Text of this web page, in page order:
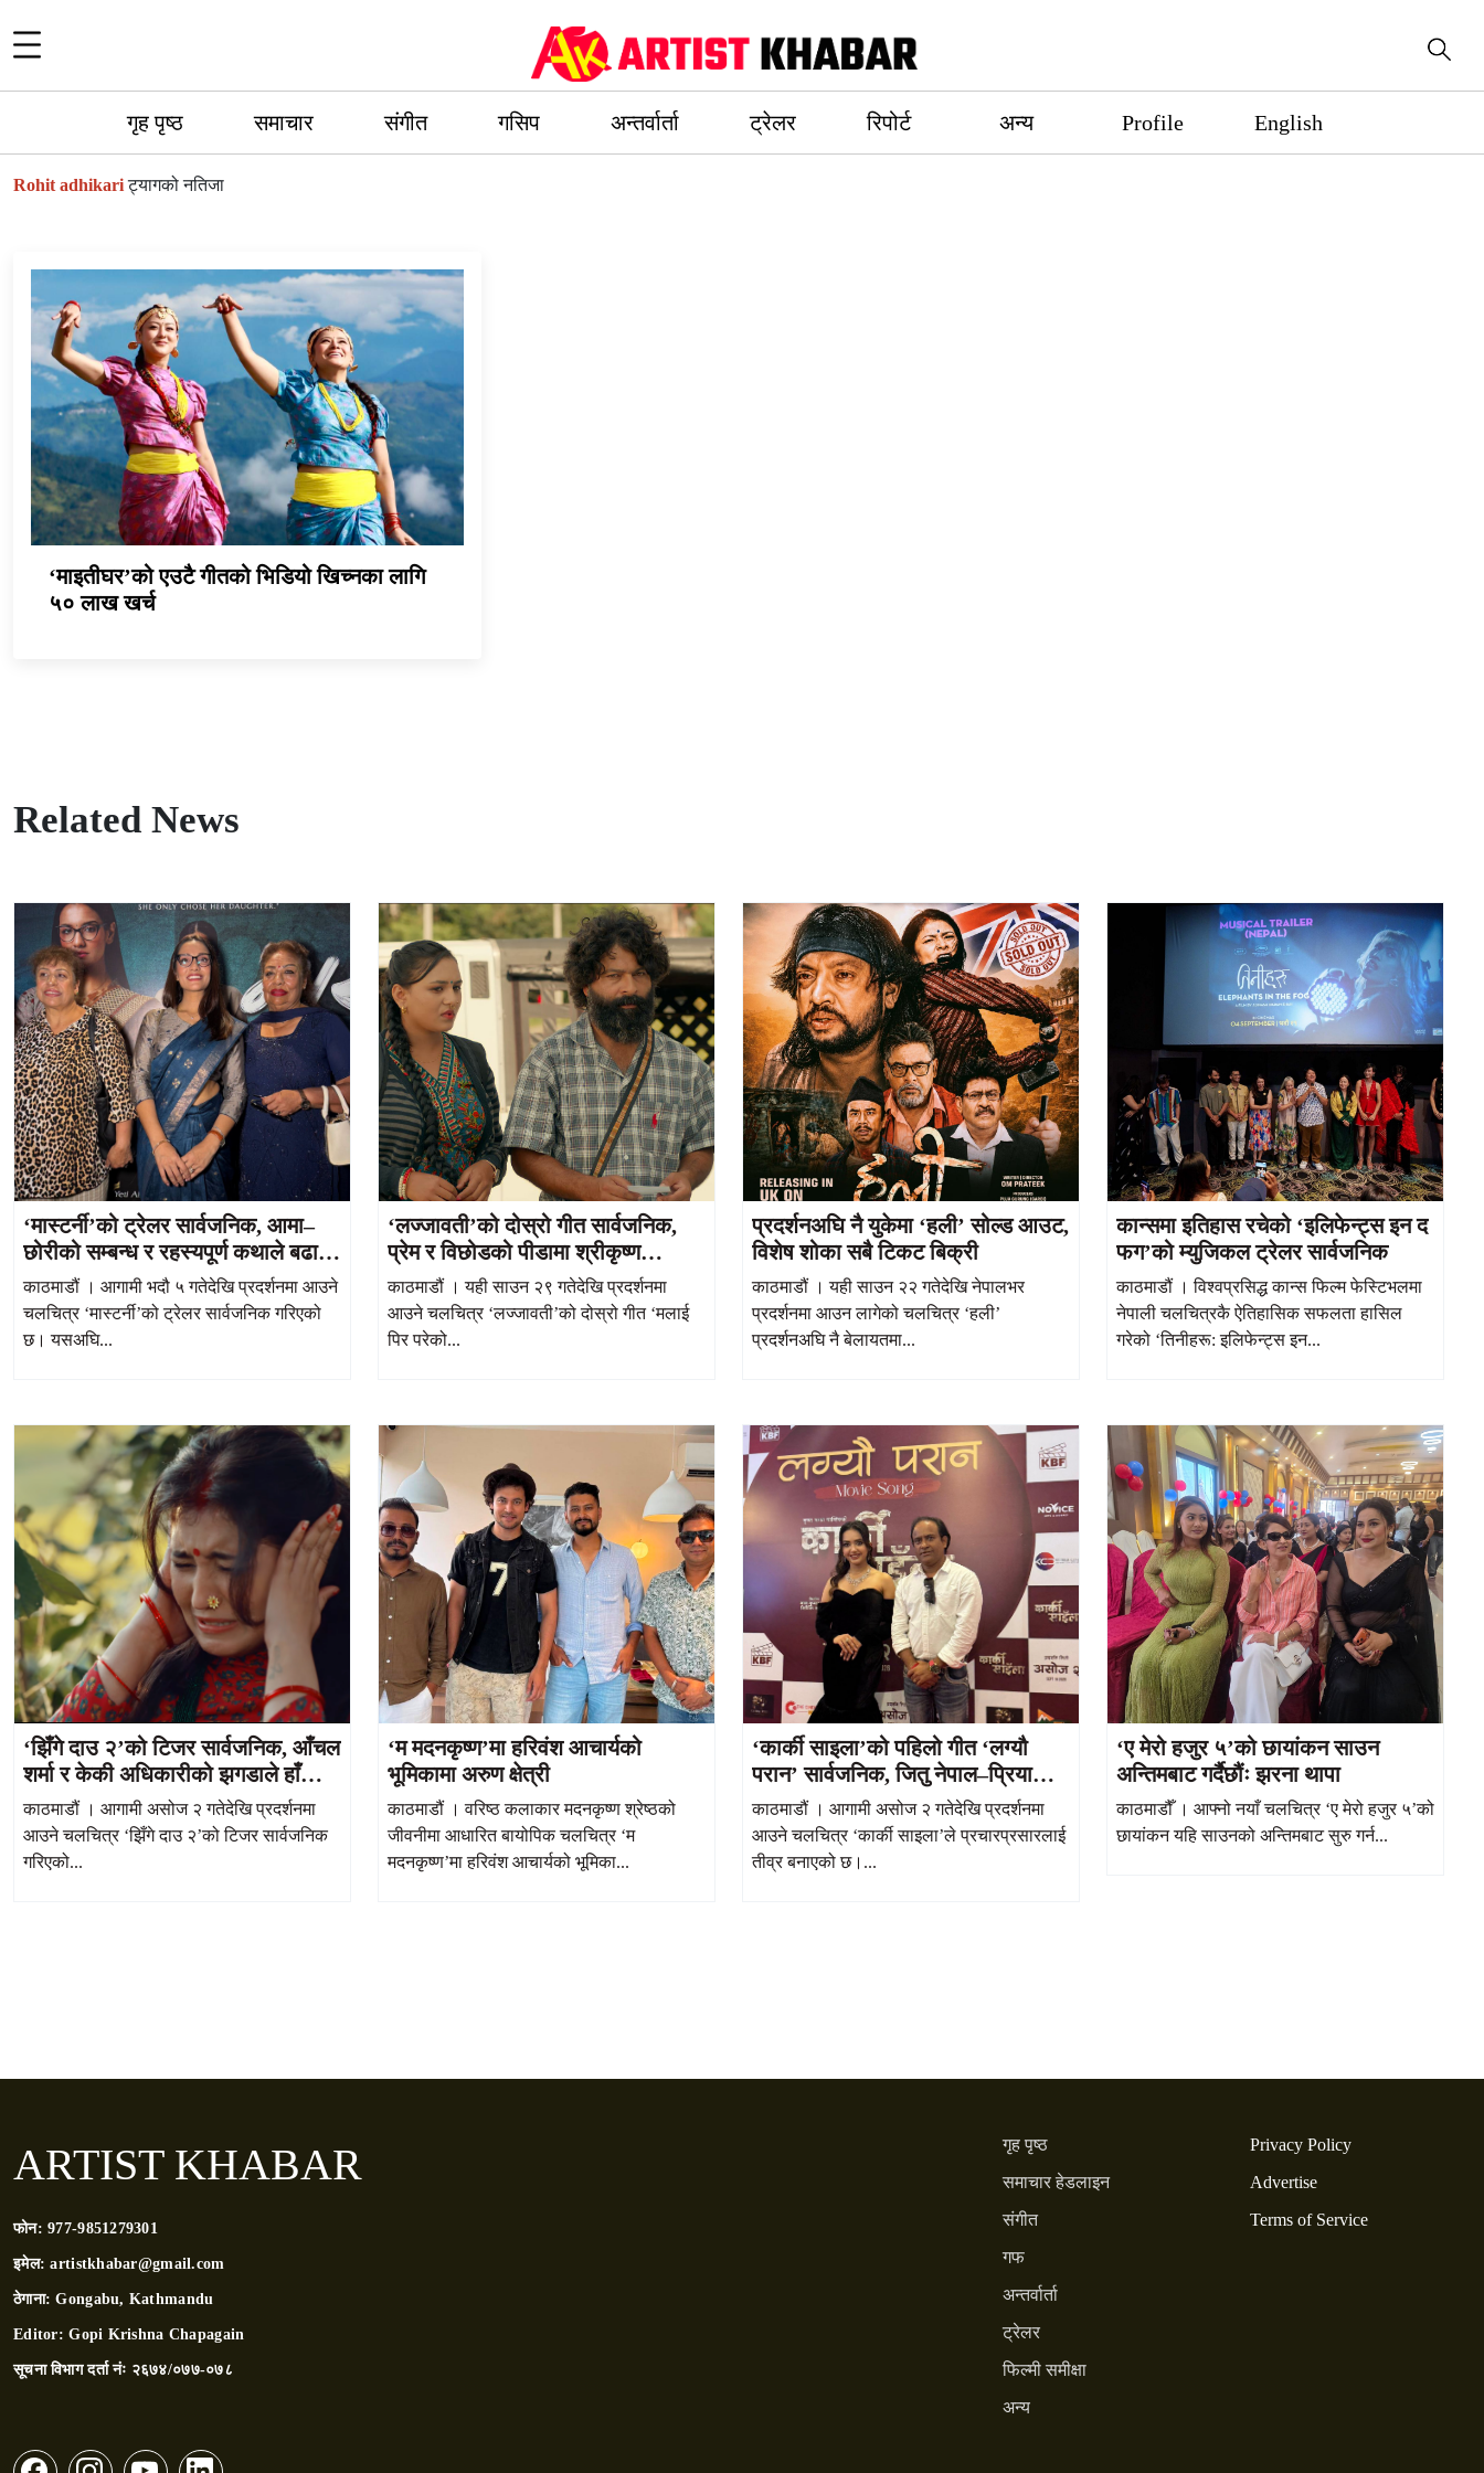
गृह पृष्ठ समाचार संगीत गसिप अन्तर्वार्ता ट्रेलर रिपोर्ट अन्य Profile English
Rohit adhikariट्यागको नतिजा
‘माइतीघर’को एउटै गीतको भिडियो खिच्नका लागि
५० लाख खर्च
Related News
‘मास्टर्नी’को ट्रेलर सार्वजनिक, आमा–
छोरीको सम्बन्ध र रहस्यपूर्ण कथाले बढायो
उत्सुकता
काठमाडौं । आगामी भदौ ५ गतेदेखि प्रदर्शनमा आउने
चलचित्र ‘मास्टर्नी’को ट्रेलर सार्वजनिक गरिएको
छ। यसअघि...
‘लज्जावती’को दोस्रो गीत सार्वजनिक,
प्रेम र विछोडको पीडामा श्रीकृष्ण
निरौलाको भावुक अभिनय
काठमाडौं । यही साउन २९ गतेदेखि प्रदर्शनमा
आउने चलचित्र ‘लज्जावती’को दोस्रो गीत ‘मलाई
पिर परेको...
प्रदर्शनअघि नै युकेमा ‘हली’ सोल्ड आउट,
विशेष शोका सबै टिकट बिक्री
काठमाडौं । यही साउन २२ गतेदेखि नेपालभर
प्रदर्शनमा आउन लागेको चलचित्र ‘हली’
प्रदर्शनअघि नै बेलायतमा...
कान्समा इतिहास रचेको ‘इलिफेन्ट्स इन द
फग’को म्युजिकल ट्रेलर सार्वजनिक
काठमाडौं । विश्वप्रसिद्ध कान्स फिल्म फेस्टिभलमा
नेपाली चलचित्रकै ऐतिहासिक सफलता हासिल
गरेको ‘तिनीहरू: इलिफेन्ट्स इन...
‘झिँगे दाउ २’को टिजर सार्वजनिक, आँचल
शर्मा र केकी अधिकारीको झगडाले हाँसो र
भावनाको मिश्रण
काठमाडौं । आगामी असोज २ गतेदेखि प्रदर्शनमा
आउने चलचित्र ‘झिँगे दाउ २’को टिजर सार्वजनिक
गरिएको...
‘म मदनकृष्ण’मा हरिवंश आचार्यको
भूमिकामा अरुण क्षेत्री
काठमाडौं । वरिष्ठ कलाकार मदनकृष्ण श्रेष्ठको
जीवनीमा आधारित बायोपिक चलचित्र ‘म
मदनकृष्ण’मा हरिवंश आचार्यको भूमिका...
‘कार्की साइला’को पहिलो गीत ‘लग्यौ
परान’ सार्वजनिक, जितु नेपाल–प्रियाना
आचार्यको रोमान्स आकर्षक
काठमाडौं । आगामी असोज २ गतेदेखि प्रदर्शनमा
आउने चलचित्र ‘कार्की साइला’ले प्रचारप्रसारलाई
तीव्र बनाएको छ।...
‘ए मेरो हजुर ५’को छायांकन साउन
अन्तिमबाट गर्दैछौंः झरना थापा
काठमाडौँ । आफ्नो नयाँ चलचित्र ‘ए मेरो हजुर ५’को
छायांकन यहि साउनको अन्तिमबाट सुरु गर्न...
ARTIST KHABAR
फोन:977-9851279301
इमेल:artistkhabar@gmail.com
ठेगाना:Gongabu, Kathmandu
Editor:Gopi Krishna Chapagain
सूचना विभाग दर्ता नंः २६७४/०७७-०७८
गृह पृष्ठ
समाचार हेडलाइन
संगीत
गफ
अन्तर्वार्ता
ट्रेलर
फिल्मी समीक्षा
अन्य
Privacy Policy
Advertise
Terms of Service